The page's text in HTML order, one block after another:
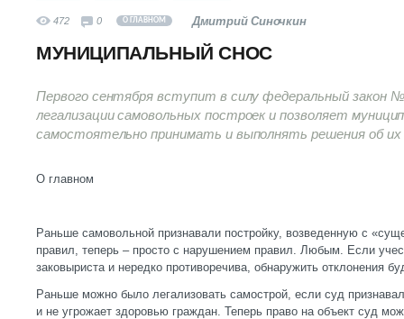
472 0 О ГЛАВНОМ Дмитрий Синочкин
МУНИЦИПАЛЬНЫЙ СНОС
Первого сентября вступит в силу федеральный закон
легализации самовольных построек и позволяет
самостоятельно принимать и выполнять решения об их
О главном
Раньше самовольной признавали постройку, возведенную с
правил, теперь – просто с нарушением правил. Любым. Если
заковыриста и нередко противоречива, обнаружить отклонения
Раньше можно было легализовать самострой, если суд
и не угрожает здоровью граждан. Теперь право на объект суд